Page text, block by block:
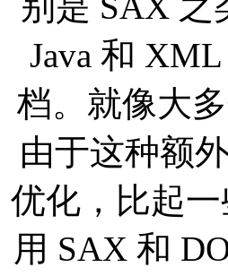
Java 和
档。就像大
由于这种额
优化，比起
用 SAX 和